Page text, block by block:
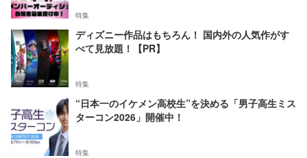
特集
ディズニー作品はもちろん！ 国内外の人気作がす
べて見放題！【PR】
特集
“日本一のイケメン高校生”を決める「男子高生ミス
ターコン2026」開催中！
特集